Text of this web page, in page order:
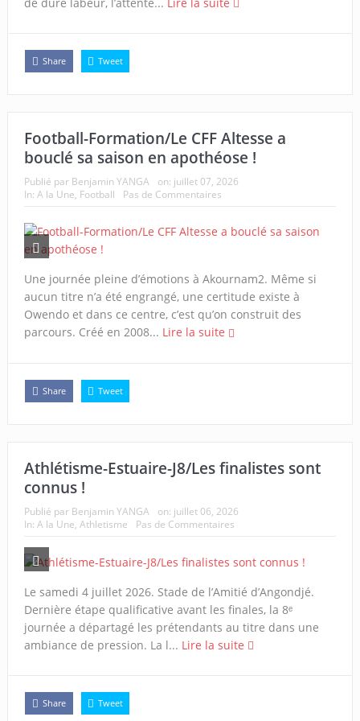
Share Tweet
Football-Formation/Le CFF Altesse a
bouclé sa saison en apothéose !
Publié par Benjamin YANGA on: juillet 07, 2026
In: A la Une, Football Pas de Commentaires
Une journée pleine d’émotions à Akournam2. Même si
aucun titre n’a été engrangé, une certitude existe à
Owendo et dans ce centre, c’est qu’on construit des
parcours. Créé en 2008... Lire la suite
Share Tweet
Athlétisme-Estuaire-J8/Les finalistes sont
connus !
Publié par Benjamin YANGA on: juillet 06, 2026
In: A la Une, Athletisme Pas de Commentaires
Le samedi 4 juillet 2026. Stade de l’Amitié d’Angondjé.
Dernière étape qualificative avant les finales, la 8ᵉ
journée a départagé les prétendants au titre dans une
ambiance de pression. La l... Lire la suite
Share Tweet